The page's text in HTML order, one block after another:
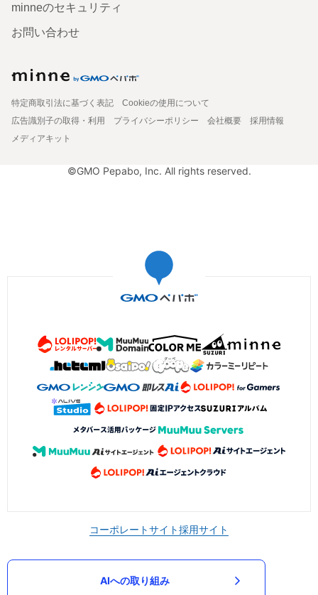
minneのセキュリティ
お問い合わせ
特定商取引法に基づく表記
Cookieの使用について
広告識別子の取得・利用
プライバシーポリシー 会社概要
採用情報
メディアキット
©GMO Pepabo, Inc. All rights reserved.
コーポレートサイト採用サイト
AIへの取り組み